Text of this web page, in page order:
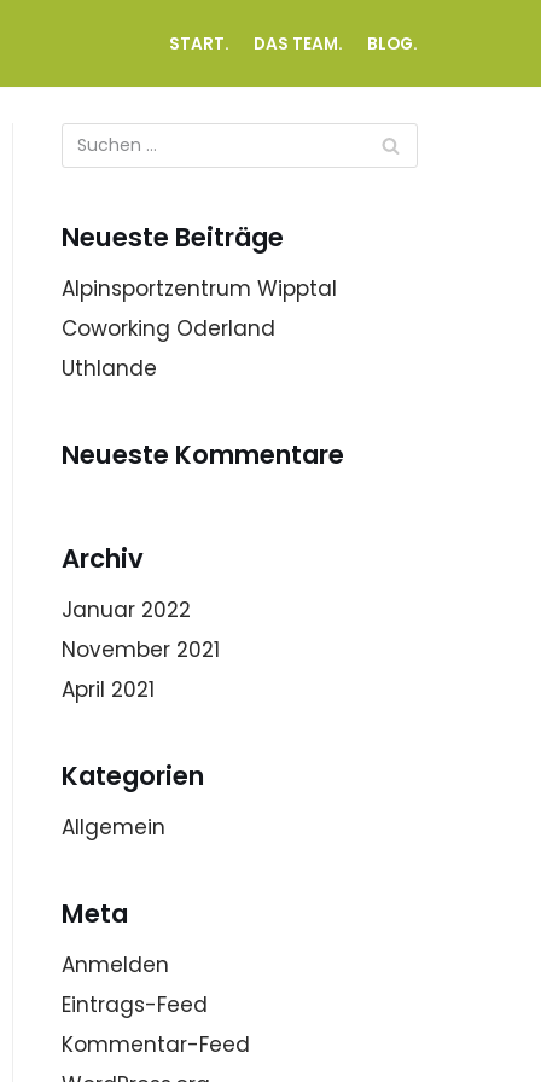
START. DAS TEAM. BLOG.
Neueste Beiträge
Alpinsportzentrum Wipptal
Coworking Oderland
Uthlande
Neueste Kommentare
Archiv
Januar 2022
November 2021
April 2021
Kategorien
Allgemein
Meta
Anmelden
Eintrags-Feed
Kommentar-Feed